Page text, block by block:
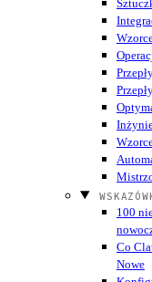
100
Co
Nowe